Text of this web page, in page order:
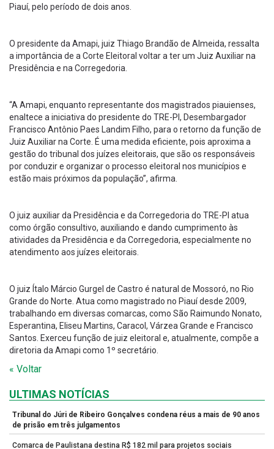
Piauí, pelo período de dois anos.
O presidente da Amapi, juiz Thiago Brandão de Almeida, ressalta
a importância de a Corte Eleitoral voltar a ter um Juiz Auxiliar na
Presidência e na Corregedoria.
“A Amapi, enquanto representante dos magistrados piauienses,
enaltece a iniciativa do presidente do TRE-PI, Desembargador
Francisco Antônio Paes Landim Filho, para o retorno da função de
Juiz Auxiliar na Corte. É uma medida eficiente, pois aproxima a
gestão do tribunal dos juízes eleitorais, que são os responsáveis
por conduzir e organizar o processo eleitoral nos municípios e
estão mais próximos da população”, afirma.
O juiz auxiliar da Presidência e da Corregedoria do TRE-PI atua
como órgão consultivo, auxiliando e dando cumprimento às
atividades da Presidência e da Corregedoria, especialmente no
atendimento aos juízes eleitorais.
O juiz Ítalo Márcio Gurgel de Castro é natural de Mossoró, no Rio
Grande do Norte. Atua como magistrado no Piauí desde 2009,
trabalhando em diversas comarcas, como São Raimundo Nonato,
Esperantina, Eliseu Martins, Caracol, Várzea Grande e Francisco
Santos. Exerceu função de juiz eleitoral e, atualmente, compõe a
diretoria da Amapi como 1º secretário.
« Voltar
ULTIMAS NOTÍCIAS
Tribunal do Júri de Ribeiro Gonçalves condena réus a mais de 90 anos
de prisão em três julgamentos
Comarca de Paulistana destina R$ 182 mil para projetos sociais